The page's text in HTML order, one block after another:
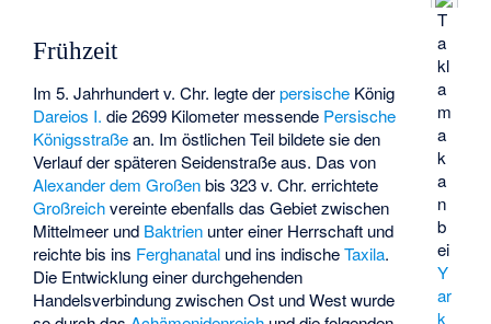
T
a
kl
a
m
a
k
a
n
b
ei
Y
ar
k
Frühzeit
Im 5. Jahrhundert v. Chr. legte derpersische König
Dareios I. die 2699 Kilometer messende Persische
Königsstraßean. Im östlichen Teil bildete sie den
Verlauf der späteren Seidenstraße aus. Das von
Alexander dem Großenbis 323 v. Chr. errichtete
Großreichvereinte ebenfalls das Gebiet zwischen
Mittelmeer und Baktrien unter einer Herrschaft und
reichte bis ins Ferghanatal und ins indischeTaxila.
Die Entwicklung einer durchgehenden
Handelsverbindung zwischen Ost und West wurde